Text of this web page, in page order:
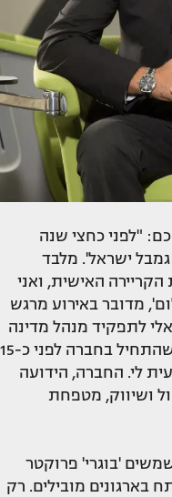
"לפני כחצי שנה
ישראל'. מלבד
האישית, ואני
מדובר באירוע מרגש
לתפקיד מנהל מדינה
ב'פרוקטר אנד גמבל' העולמית. כמי שהתחיל בחברה לפני כ-15
לי. החברה, הידועה
ושיווק, מטפחת
'בוגרי' פרוקטר
בארגונים מובילים. רק